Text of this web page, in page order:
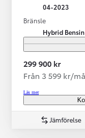
04-2023
Bränsle
Hybrid Bensin
299 900 kr
Från 3 599 kr/
Läs mer
Jämförelse